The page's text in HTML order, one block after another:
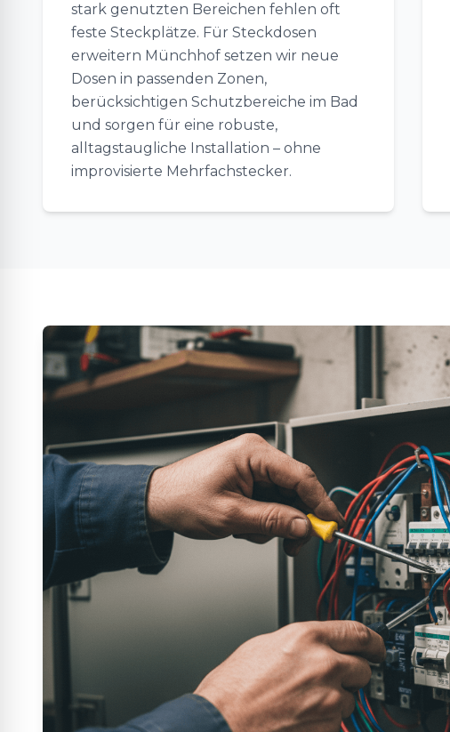
stark genutzten Bereichen fehlen oft
feste Steckplätze. Für Steckdosen
erweitern Münchhof setzen wir neue
Dosen in passenden Zonen,
berücksichtigen Schutzbereiche im Bad
und sorgen für eine robuste,
alltagstaugliche Installation – ohne
improvisierte Mehrfachstecker.